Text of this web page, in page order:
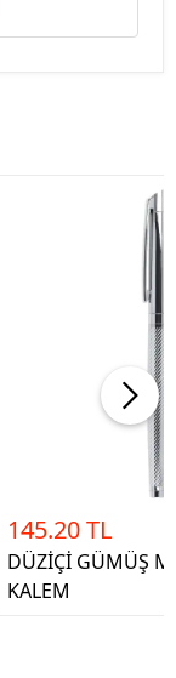
145.20 TL
DÜZİÇİ GÜMÜŞ
KALEM